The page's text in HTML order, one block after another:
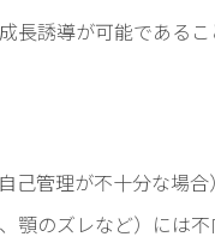
長誘導が可能である
管理が不十分な場合）
顎のズレなど）には不